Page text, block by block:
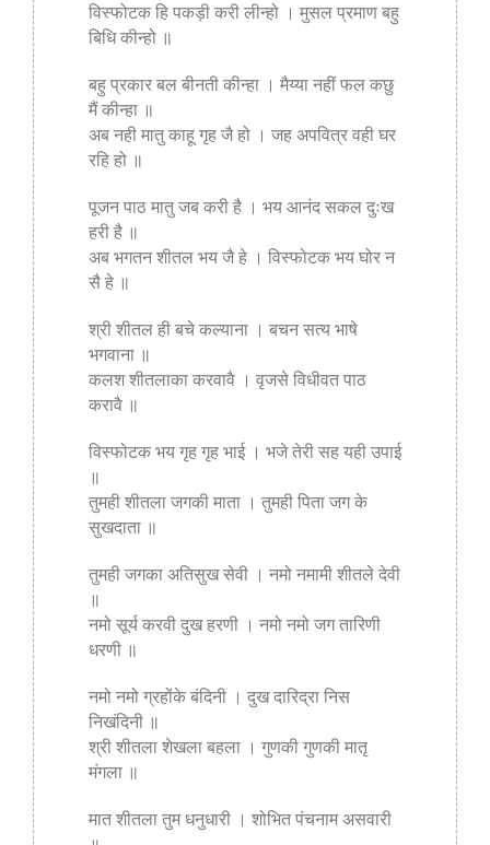
विस्फोटक हि पकड़ी करी लीन्हो । मुसल प्रमाण बहु
बिधि कीन्हो ॥
बहु प्रकार बल बीनती कीन्हा । मैय्या नहीं फल कछु
मैं कीन्हा ॥
अब नही मातु काहू गृह जै हो । जह अपवित्र वही घर
रहि हो ॥
पूजन पाठ मातु जब करी है । भय आनंद सकल दुःख
हरी है ॥
अब भगतन शीतल भय जै हे । विस्फोटक भय घोर न
सै हे ॥
श्री शीतल ही बचे कल्याना । बचन सत्य भाषे
भगवाना ॥
कलश शीतलाका करवावै । वृजसे विधीवत पाठ
करावै ॥
विस्फोटक भय गृह गृह भाई । भजे तेरी सह यही उपाई
॥
तुमही शीतला जगकी माता । तुमही पिता जग के
सुखदाता ॥
तुमही जगका अतिसुख सेवी । नमो नमामी शीतले देवी
॥
नमो सूर्य करवी दुख हरणी । नमो नमो जग तारिणी
धरणी ॥
नमो नमो ग्रहोंके बंदिनी । दुख दारिद्रा निस
निखंदिनी ॥
श्री शीतला शेखला बहला । गुणकी गुणकी मातृ
मंगला ॥
मात शीतला तुम धनुधारी । शोभित पंचनाम असवारी